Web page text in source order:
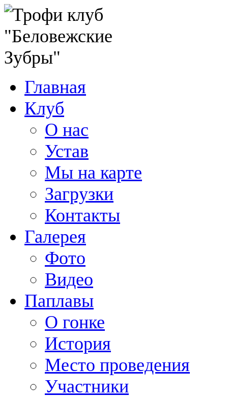
Главная
Клуб
О нас
Устав
Мы на карте
Загрузки
Контакты
Галерея
Фото
Видео
Паплавы
О гонке
История
Место проведения
Участники